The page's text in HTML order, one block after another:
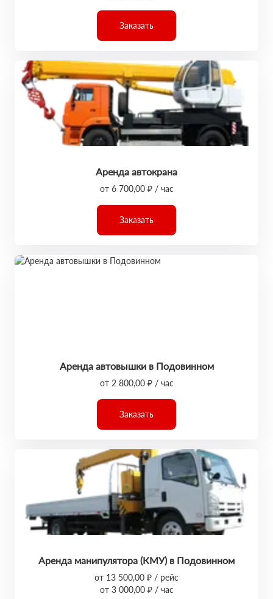
Заказать
Аренда автокрана
от 6 700,00 ₽ / час
Заказать
Аренда автовышки в Подовинном
от 2 800,00 ₽ / час
Заказать
Аренда манипулятора (КМУ) в Подовинном
от 13 500,00 ₽ / рейс
от 3 000,00 ₽ / час